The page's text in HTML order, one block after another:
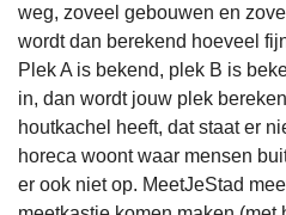
weg, zoveel gebouwen en
wordt dan berekend hoeveel
Plek A is bekend, plek B is
in, dan wordt jouw plek
houtkachel heeft, dat staat er
horeca woont waar mensen
er ook niet op. MeetJeStad